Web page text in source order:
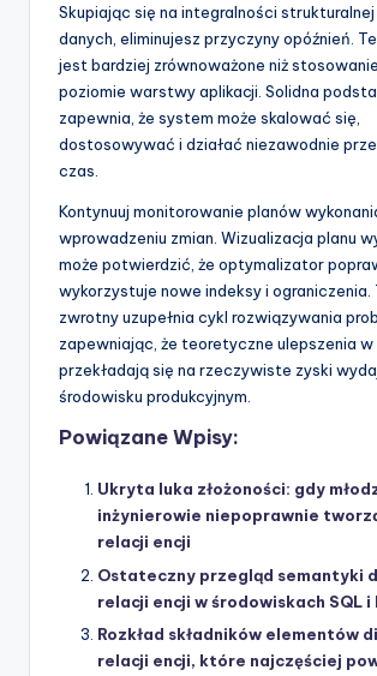
Skupiając się na integralności strukturalnej
danych, eliminujesz przyczyny opóźnień.
jest bardziej zrównoważone niż
poziomie warstwy aplikacji. Solidna
zapewnia, że system może skalować się,
dostosowywać i działać niezawodnie
czas.
Kontynuuj monitorowanie planów
wprowadzeniu zmian. Wizualizacja planu
może potwierdzić, że optymalizator
wykorzystuje nowe indeksy i ograniczenia.
zwrotny uzupełnia cykl rozwiązywania
zapewniając, że teoretyczne ulepszenia w
przekładają się na rzeczywiste zyski
środowisku produkcyjnym.
Powiązane Wpisy:
Ukryta luka złożoności: gdy
inżynierowie niepoprawnie
relacji encji
Ostateczny przegląd semantyki
relacji encji w środowiskach SQL i
Rozkład składników elementów
relacji encji, które najczęściej